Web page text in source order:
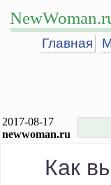
Главная
2017-08-17
newwoman.ru
Как